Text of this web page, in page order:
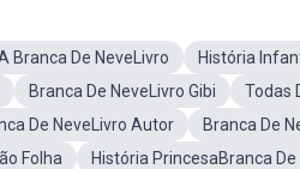
Branca De NeveLivro
História
Branca De NeveLivro Gibi
Todas
De NeveLivro Autor
Branca De
Folha
História PrincesaBranca De